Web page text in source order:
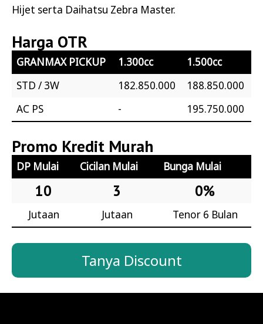
Hijet serta Daihatsu Zebra Master.
Harga OTR
GRANMAX PICKUP 1.300cc
1.500cc
STD / 3W
182.850.000
188.850.000
AC PS
- 195.750.000
Promo Kredit Murah
DP Mulai Cicilan Mulai Bunga Mulai
10 3 0%
Jutaan Jutaan Tenor 6 Bulan
Tanya Discount